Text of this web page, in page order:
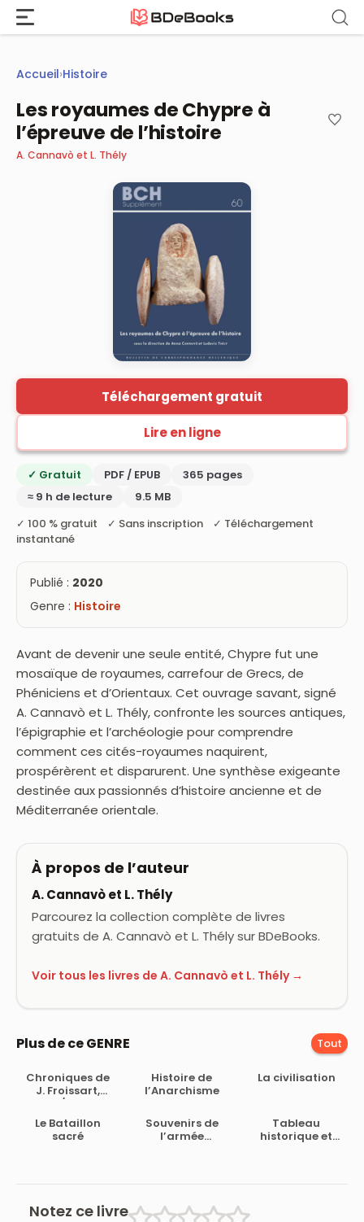
Aller
contenu
Accueil›Histoire
Les royaumes de Chypre à
l’épreuve de l’histoire
A. Cannavò et L. Thély
Téléchargement gratuit
Lire en ligne
✓ Gratuit PDF / EPUB
365 pages
≈ 9 h de lecture
9.5 MB
✓ 100 % gratuit ✓ Sans inscription ✓ Téléchargement
instantané
Publié : 2020
Genre : Histoire
Avant de devenir une seule entité, Chypre fut une
mosaïque de royaumes, carrefour de Grecs, de
Phéniciens et d’Orientaux. Cet ouvrage savant, signé
A. Cannavò et L. Thély, confronte les sources antiques,
l’épigraphie et l’archéologie pour comprendre
comment ces cités-royaumes naquirent,
prospérèrent et disparurent. Une synthèse exigeante
destinée aux passionnés d’histoire ancienne et de
Méditerranée orientale.
À propos de l’auteur
A. Cannavò et L. Thély
Parcourez la collection complète de livres
gratuits de A. Cannavò et L. Thély sur BDeBooks.
Voir tous les livres de A. Cannavò et L. Thély →
Plus de ce GENRE Tout
Chroniques de
J. Froissart,
tome 1/13, 2ème
partie
Histoire de
l’Anarchisme
La civilisation
Le Bataillon
sacré
Souvenirs de
l’armée
Tableau
historique et
Notez ce livre